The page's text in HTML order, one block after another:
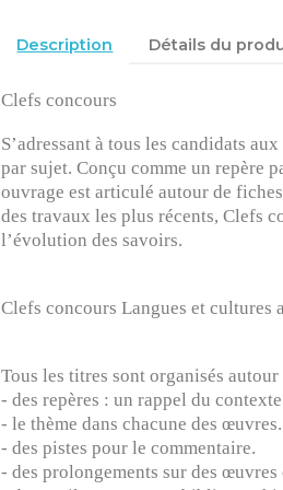
Description Détails du
Clefs concours
S’adressant à tous les candidats
par sujet. Conçu comme un repère
ouvrage est articulé autour de
des travaux les plus récents, Clefs
l’évolution des savoirs.
Clefs concours Langues et cultures
Tous les titres sont organisés
- des repères : un rappel du
- le thème dans chacune des œuvres.
- des pistes pour le commentaire.
- des prolongements sur des œuvres